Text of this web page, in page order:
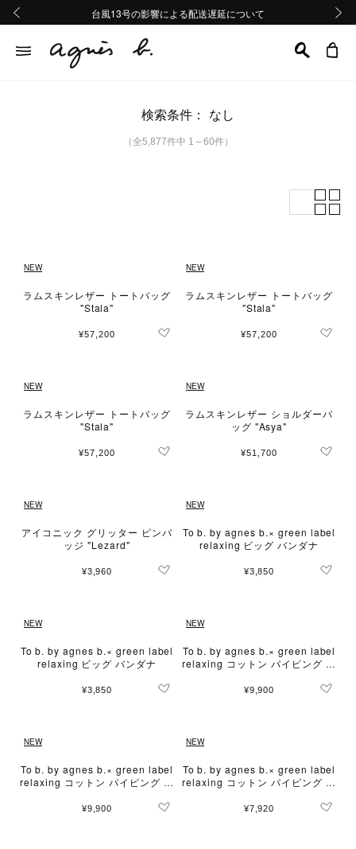
熊本地域地震の影響による配送遅延について
Summer Sale 2buy10%OFF!!
台風13号の影響による配送遅延について
熊本地域地震の影響による配送遅延について
Summer Sale 2buy10%OFF!!
検索条件： なし
（全5,877件中 1～60件）
NEW
ラムスキンレザー トートバッグ
"Stala"
¥57,200
NEW
ラムスキンレザー トートバッグ
"Stala"
¥57,200
NEW
ラムスキンレザー トートバッグ
"Stala"
¥57,200
NEW
ラムスキンレザー ショルダーバ
ッグ "Asya"
¥51,700
NEW
アイコニック グリッター ピンバ
ッジ "Lezard"
¥3,960
NEW
To b. by agnes b.× green label
relaxing ビッグ バンダナ
¥3,850
NEW
To b. by agnes b.× green label
relaxing ビッグ バンダナ
¥3,850
NEW
To b. by agnes b.× green label
relaxing コットン パイピング ト
¥9,900
NEW
To b. by agnes b.× green label
relaxing コットン パイピング ト
¥9,900
NEW
To b. by agnes b.× green label
relaxing コットン パイピング ミ
¥7,920